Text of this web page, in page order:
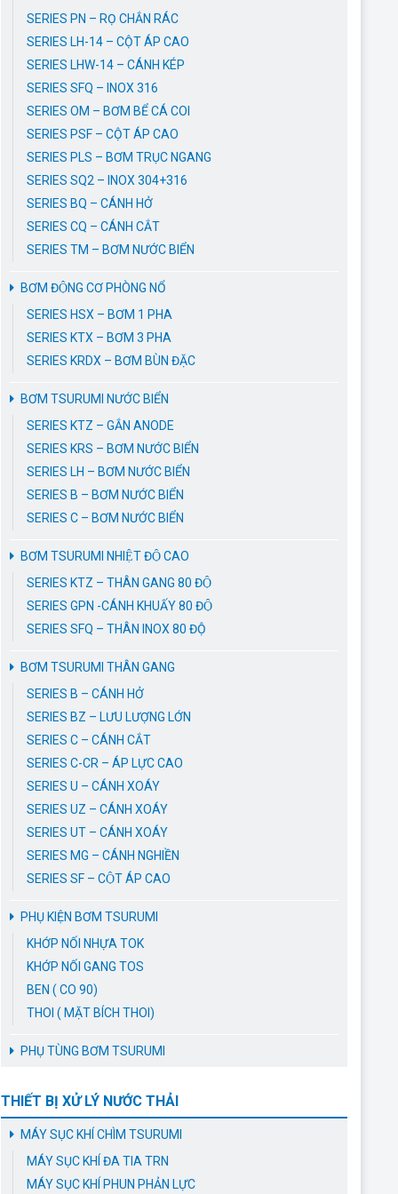
SERIES PN – RỌ CHẮN RÁC
SERIES LH-14 – CỘT ÁP CAO
SERIES LHW-14 – CÁNH KÉP
SERIES SFQ – INOX 316
SERIES OM – BƠM BỂ CÁ COI
SERIES PSF – CỘT ÁP CAO
SERIES PLS – BƠM TRỤC NGANG
SERIES SQ2 – INOX 304+316
SERIES BQ – CÁNH HỞ
SERIES CQ – CÁNH CẮT
SERIES TM – BƠM NƯỚC BIỂN
BƠM ĐỘNG CƠ PHÒNG NỔ
SERIES HSX – BƠM 1 PHA
SERIES KTX – BƠM 3 PHA
SERIES KRDX – BƠM BÙN ĐẶC
BƠM TSURUMI NƯỚC BIỂN
SERIES KTZ – GẮN ANODE
SERIES KRS – BƠM NƯỚC BIỂN
SERIES LH – BƠM NƯỚC BIỂN
SERIES B – BƠM NƯỚC BIỂN
SERIES C – BƠM NƯỚC BIỂN
BƠM TSURUMI NHIỆT ĐỘ CAO
SERIES KTZ – THÂN GANG 80 ĐỘ
SERIES GPN -CÁNH KHUẤY 80 ĐỘ
SERIES SFQ – THÂN INOX 80 ĐỘ
BƠM TSURUMI THÂN GANG
SERIES B – CÁNH HỞ
SERIES BZ – LƯU LƯỢNG LỚN
SERIES C – CÁNH CẮT
SERIES C-CR – ÁP LỰC CAO
SERIES U – CÁNH XOÁY
SERIES UZ – CÁNH XOÁY
SERIES UT – CÁNH XOÁY
SERIES MG – CÁNH NGHIỀN
SERIES SF – CỘT ÁP CAO
PHỤ KIỆN BƠM TSURUMI
KHỚP NỐI NHỰA TOK
KHỚP NỐI GANG TOS
BEN ( CO 90)
THOI ( MẶT BÍCH THOI)
PHỤ TÙNG BƠM TSURUMI
THIẾT BỊ XỬ LÝ NƯỚC THẢI
MÁY SỤC KHÍ CHÌM TSURUMI
MÁY SỤC KHÍ ĐA TIA TRN
MÁY SỤC KHÍ PHUN PHẢN LỰC